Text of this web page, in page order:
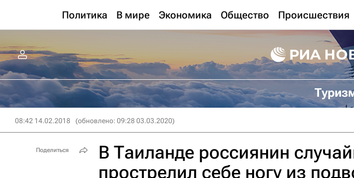
Политика В мире Экономика Общество Происшествия
08:42 14.02.2018 (обновлено: 09:28 03.03.2020)
В Таиланде россиянин
прострелил себе ногу из
Поделиться